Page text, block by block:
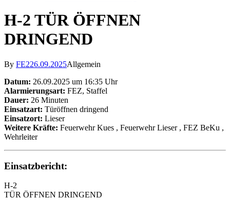
H-2 TÜR ÖFFNEN
DRINGEND
By FE226.09.2025Allgemein
Datum: 26.09.2025 um 16:35 Uhr
Alarmierungsart: FEZ, Staffel
Dauer: 26 Minuten
Einsatzart: Türöffnen dringend
Einsatzort: Lieser
Weitere Kräfte: Feuerwehr Kues , Feuerwehr Lieser , FEZ BeKu ,
Wehrleiter
Einsatzbericht:
H-2
TÜR ÖFFNEN DRINGEND